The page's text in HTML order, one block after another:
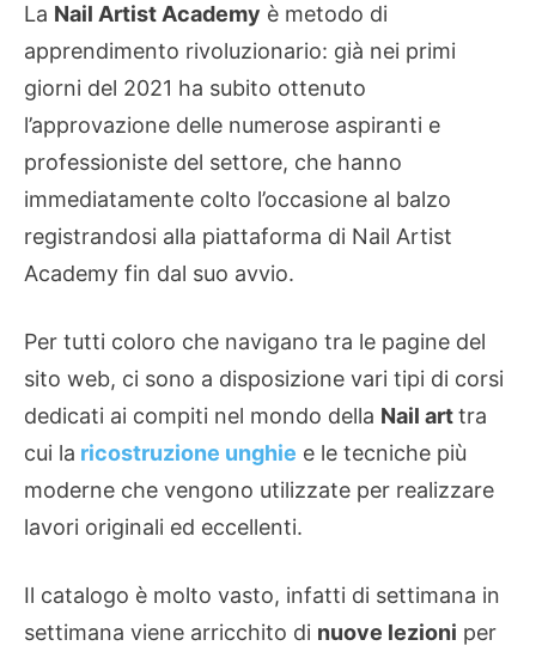
La Nail Artist Academy è metodo di
apprendimento rivoluzionario: già nei primi
giorni del 2021 ha subito ottenuto
l’approvazione delle numerose aspiranti e
professioniste del settore, che hanno
immediatamente colto l’occasione al balzo
registrandosi alla piattaforma di Nail Artist
Academy fin dal suo avvio.
Per tutti coloro che navigano tra le pagine del
sito web, ci sono a disposizione vari tipi di corsi
dedicati ai compiti nel mondo della Nail arttra
cui la ricostruzione unghie e le tecniche più
moderne che vengono utilizzate per realizzare
lavori originali ed eccellenti.
Il catalogo è molto vasto, infatti di settimana in
settimana viene arricchito di nuove lezioni per